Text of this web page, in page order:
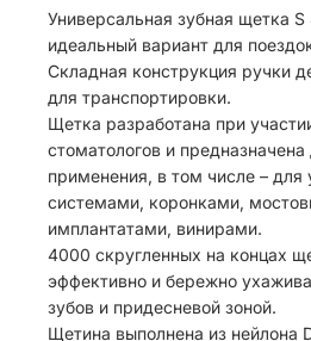
Универсальная зубная щетка S
идеальный вариант для
Складная конструкция ручки
для транспортировки.
Щетка разработана при
стоматологов и
применения, в том числе – для
системами, коронками,
имплантатами, винирами.
4000 скругленных на концах
эффективно и бережно
зубов и придесневой зоной.
Щетина выполнена из нейлона